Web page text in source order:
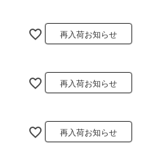
再入荷お知らせ
再入荷お知らせ
再入荷お知らせ